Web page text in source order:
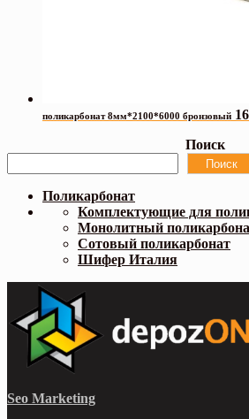
поликарбонат 8мм*2100*6000 бронзовый
Поиск
Поиск
Поликарбонат
Комплектующие для
Монолитный
Сотовый поликарбонат
Шифер Италия
Seo Marketing